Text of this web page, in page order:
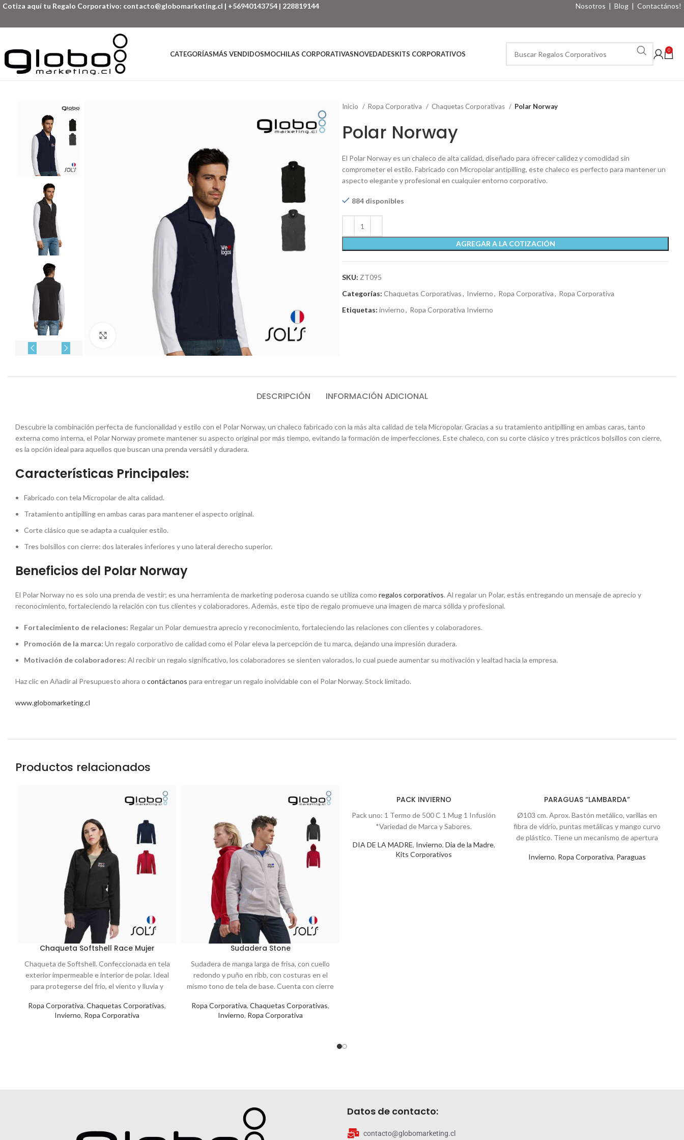
Cotiza aquí tu Regalo Corporativo: contacto@globomarketing.cl | +56940143754 | 228819144 Nosotros | Blog | Contactános!
CATEGORÍASMÁS VENDIDOSMOCHILAS CORPORATIVASNOVEDADESKITS CORPORATIVOS 0
Click to enlarge
Inicio Ropa Corporativa Chaquetas Corporativas Polar Norway
Polar Norway
El Polar Norway es un chaleco de alta calidad, diseñado para ofrecer calidez y comodidad sin
comprometer el estilo. Fabricado con Micropolar antipilling, este chaleco es perfecto para mantener un
aspecto elegante y profesional en cualquier entorno corporativo.
884 disponibles
AGREGAR A LA COTIZACIÓN
SKU: ZT095
Categorías: Chaquetas Corporativas, Invierno, Ropa Corporativa, Ropa Corporativa
Etiquetas: invierno, Ropa Corporativa Invierno
DESCRIPCIÓN INFORMACIÓN ADICIONAL
Descubre la combinación perfecta de funcionalidad y estilo con el Polar Norway, un chaleco fabricado con la más alta calidad de tela Micropolar. Gracias a su tratamiento antipilling en ambas caras, tanto
externa como interna, el Polar Norway promete mantener su aspecto original por más tiempo, evitando la formación de imperfecciones. Este chaleco, con su corte clásico y tres prácticos bolsillos con cierre,
es la opción ideal para aquellos que buscan una prenda versátil y duradera.
Características Principales:
Fabricado con tela Micropolar de alta calidad.
Tratamiento antipilling en ambas caras para mantener el aspecto original.
Corte clásico que se adapta a cualquier estilo.
Tres bolsillos con cierre: dos laterales inferiores y uno lateral derecho superior.
Beneficios del Polar Norway
El Polar Norway no es solo una prenda de vestir; es una herramienta de marketing poderosa cuando se utiliza como regalos corporativos. Al regalar un Polar, estás entregando un mensaje de aprecio y
reconocimiento, fortaleciendo la relación con tus clientes y colaboradores. Además, este tipo de regalo promueve una imagen de marca sólida y profesional.
Fortalecimiento de relaciones: Regalar un Polar demuestra aprecio y reconocimiento, fortaleciendo las relaciones con clientes y colaboradores.
Promoción de la marca: Un regalo corporativo de calidad como el Polar eleva la percepción de tu marca, dejando una impresión duradera.
Motivación de colaboradores: Al recibir un regalo significativo, los colaboradores se sienten valorados, lo cual puede aumentar su motivación y lealtad hacia la empresa.
Haz clic en Añadir al Presupuesto ahora o contáctanos para entregar un regalo inolvidable con el Polar Norway. Stock limitado.
www.globomarketing.cl
Productos relacionados
Chaqueta Softshell Race Mujer
Ropa Corporativa, Chaquetas Corporativas,
Invierno, Ropa Corporativa
Chaqueta de Softshell. Confeccionada en tela
exterior impermeable e interior de polar. Ideal
para protegerse del frío, el viento y lluvia y
recreativas al aire libre.
Sudadera Stone
Ropa Corporativa, Chaquetas Corporativas,
Invierno, Ropa Corporativa
Sudadera de manga larga de frisa, con cuello
redondo y puño en ribb, con costuras en el
mismo tono de tela de base. Cuenta con cierre
confeccionada en 50% algodón - 50%
poliester.
PACK INVIERNO
DIA DE LA MADRE, Invierno, Dia de la Madre,
Kits Corporativos
Pack uno: 1 Termo de 500 C 1 Mug 1 Infusión
*Variedad de Marca y Sabores.
PARAGUAS “LAMBARDA”
Invierno, Ropa Corporativa, Paraguas
Ø103 cm. Aprox. Bastón metálico, varillas en
fibra de vidrio, puntas metálicas y mango curvo
de plástico. Tiene un mecanismo de apertura
Datos de contacto:
contacto@globomarketing.cl